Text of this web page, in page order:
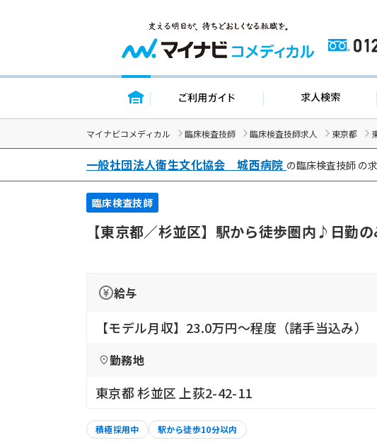
トップページ ご利用ガイド
マイナビコメディカル 臨床検査技師 臨床検査技師求人 東京都
一般社団法人衛生文化協会 城西病院 の臨床検査技師 の
臨床検査技師
【東京都／杉並区】駅から徒歩圏内♪日勤
給与
【モデル月収】23.0万円〜程度（諸手当込み）
勤務地
東京都 杉並区 上荻2-42-11
積極採用中 駅から徒歩10分以内